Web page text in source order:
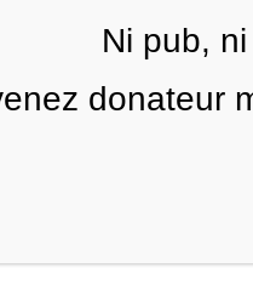
Ni pub,
donateur